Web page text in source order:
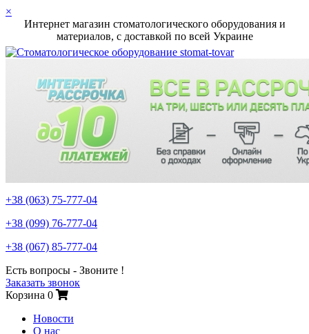
×
Интернет магазин стоматологического оборудования и
материалов, c доставкой по всей Украине
+38 (063) 75-777-04
+38 (099) 76-777-04
+38 (067) 85-777-04
Есть вопросы - Звоните !
Заказать звонок
Корзина 0
Новости
О нас